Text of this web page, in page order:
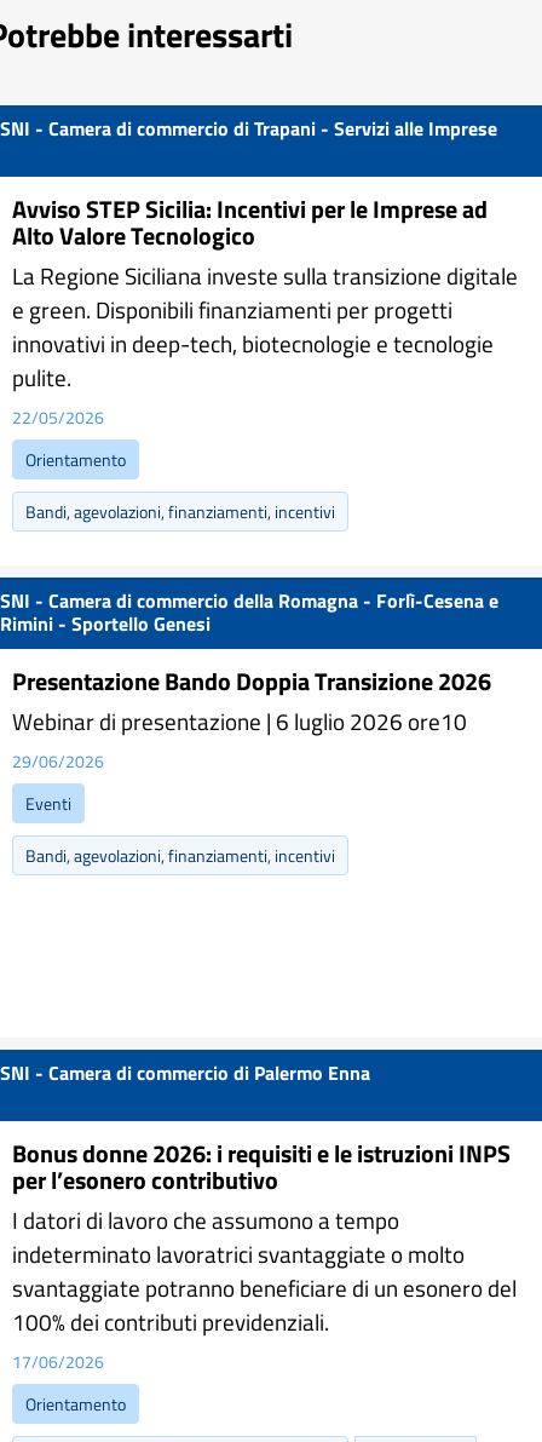
interessarti
SNI - Camera di commercio di Trapani - Servizi alle Imprese
Avviso STEP Sicilia: Incentivi per le Imprese ad
Alto Valore Tecnologico
La Regione Siciliana investe sulla transizione digitale
e green. Disponibili finanziamenti per progetti
innovativi in deep-tech, biotecnologie e tecnologie
pulite.
22/05/2026
Orientamento
Bandi, agevolazioni, finanziamenti, incentivi
SNI - Camera di commercio della Romagna - Forlì-Cesena e
Rimini - Sportello Genesi
Presentazione Bando Doppia Transizione 2026
Webinar di presentazione | 6 luglio 2026 ore10
29/06/2026
Eventi
Bandi, agevolazioni, finanziamenti, incentivi
SNI - Camera di commercio di Palermo Enna
Bonus donne 2026: i requisiti e le istruzioni INPS
per l’esonero contributivo
I datori di lavoro che assumono a tempo
indeterminato lavoratrici svantaggiate o molto
svantaggiate potranno beneficiare di un esonero del
100% dei contributi previdenziali.
17/06/2026
Orientamento